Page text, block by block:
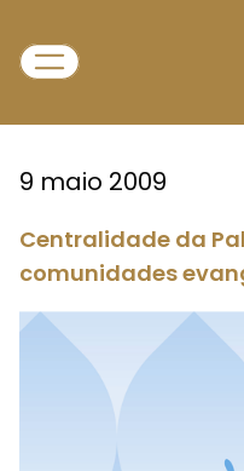
9 maio 2009
Centralidade da
comunidades